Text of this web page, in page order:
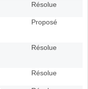
Résolue
Proposé
Résolue
Résolue